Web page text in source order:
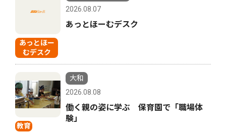
あっとほー
むデスク
2026.08.07
あっとほーむデスク
教育
大和
2026.08.08
働く親の姿に学ぶ 保育園で「職場体
験」